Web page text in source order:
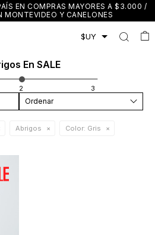
EN COMPRAS MAYORES A $3.000 /
MONTEVIDEO Y CANELONES
En SALE
Recomendados
Abrigos Color: Gris